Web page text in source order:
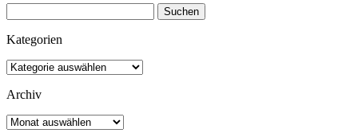
nach:
Kategorien
Kategorien
Archiv
Archiv